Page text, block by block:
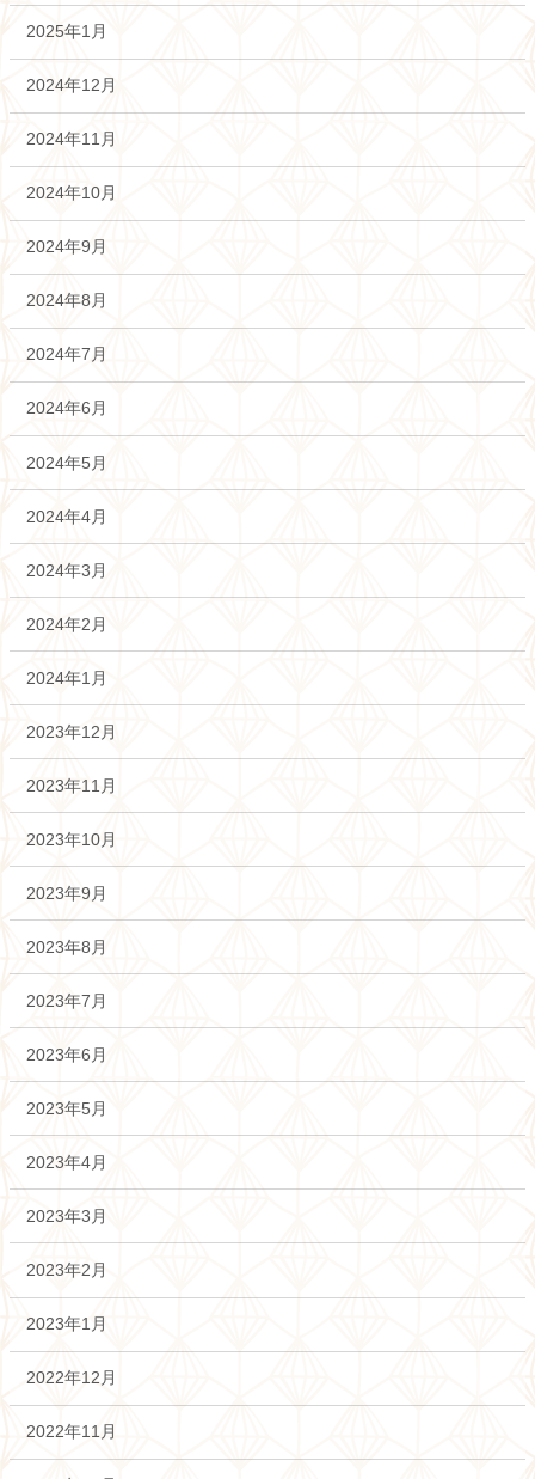
2025年1月
2024年12月
2024年11月
2024年10月
2024年9月
2024年8月
2024年7月
2024年6月
2024年5月
2024年4月
2024年3月
2024年2月
2024年1月
2023年12月
2023年11月
2023年10月
2023年9月
2023年8月
2023年7月
2023年6月
2023年5月
2023年4月
2023年3月
2023年2月
2023年1月
2022年12月
2022年11月